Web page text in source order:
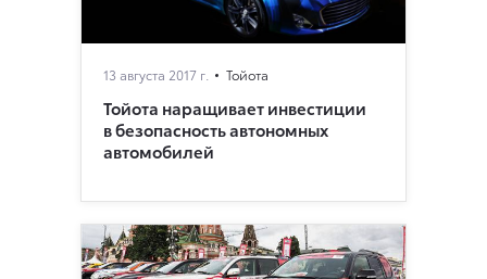
13 августа 2017 г. Тойота
Тойота наращивает инвестиции
в безопасность автономных
автомобилей